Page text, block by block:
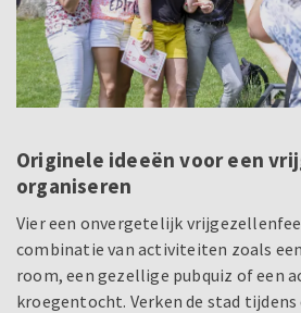
Originele ideeën voor een
organiseren
Vier een onvergetelijk
combinatie van activiteiten zoals
room, een gezellige pubquiz of een
kroegentocht. Verken de stad tijdens